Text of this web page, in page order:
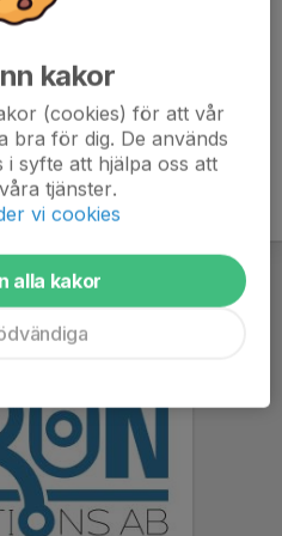
18-19 sen ytterligare 45 min
kakor
(cookies) för att vår
bra för dig. De används
syfte att hjälpa oss att
tjänster.
vi cookies
alla kakor